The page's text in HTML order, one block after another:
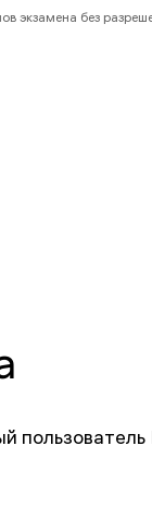
экзамена без